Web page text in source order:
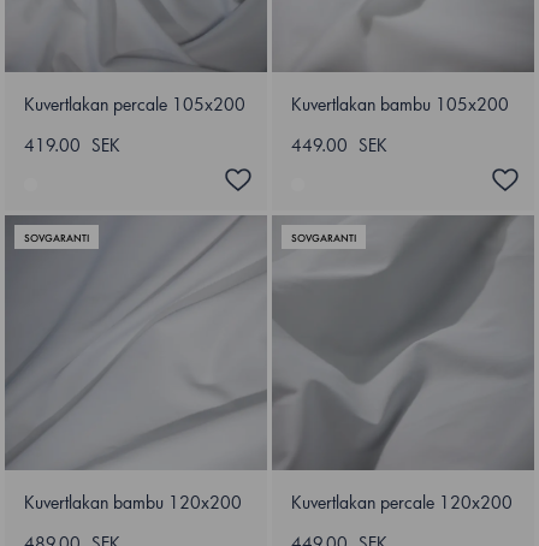
Kuvertlakan percale 105x200
419.00 SEK
Kuvertlakan bambu 105x200
449.00 SEK
Kuvertlakan bambu 120x200
SOVGARANTI
Kuvertlakan percale 120x200
SOVGARANTI